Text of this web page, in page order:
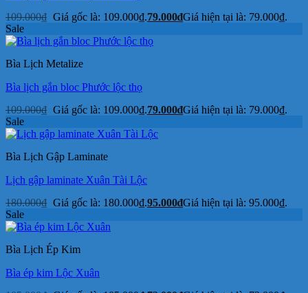
109.000₫ Giá gốc là: 109.000₫.79.000₫Giá hiện tại là: 79.000₫.
Sale
Bìa Lịch Metalize
Bìa lịch gắn bloc Phước lộc thọ
109.000₫ Giá gốc là: 109.000₫.79.000₫Giá hiện tại là: 79.000₫.
Sale
Bìa Lịch Gập Laminate
Lịch gập laminate Xuân Tài Lộc
180.000₫ Giá gốc là: 180.000₫.95.000₫Giá hiện tại là: 95.000₫.
Sale
Bìa Lịch Ép Kim
Bìa ép kim Lộc Xuân